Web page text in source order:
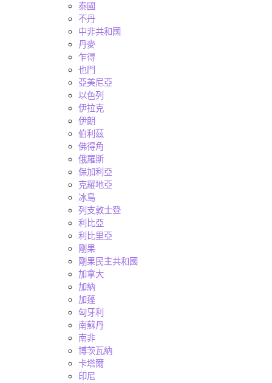
泰國
不丹
中非共和國
丹麥
乍得
也門
亞美尼亞
以色列
伊拉克
伊朗
伯利茲
佛得角
俄羅斯
保加利亞
克羅地亞
冰島
列支敦士登
利比亞
利比里亞
剛果
剛果民主共和國
加拿大
加納
加蓬
匈牙利
南蘇丹
南非
博茨瓦納
卡塔爾
印尼